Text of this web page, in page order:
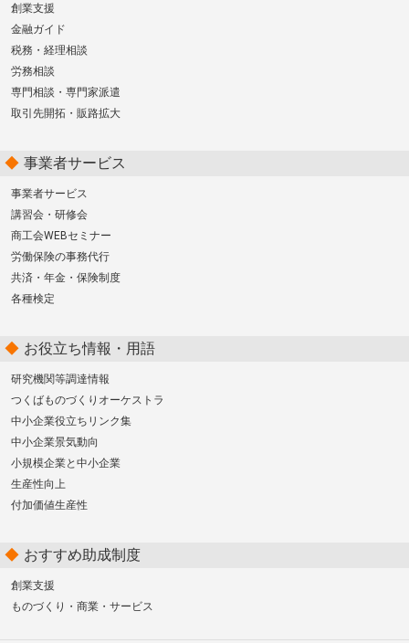
創業支援
金融ガイド
税務・経理相談
労務相談
専門相談・専門家派遣
取引先開拓・販路拡大
事業者サービス
事業者サービス
講習会・研修会
商工会WEBセミナー
労働保険の事務代行
共済・年金・保険制度
各種検定
お役立ち情報・用語
研究機関等調達情報
つくばものづくりオーケストラ
中小企業役立ちリンク集
中小企業景気動向
小規模企業と中小企業
生産性向上
付加価値生産性
おすすめ助成制度
創業支援
ものづくり・商業・サービス